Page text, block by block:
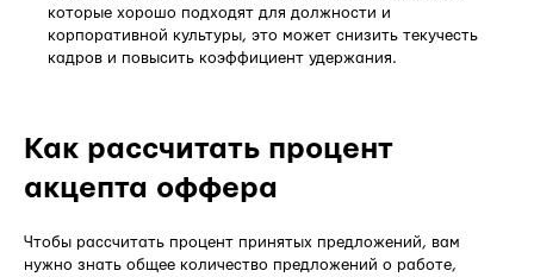
которые хорошо подходят для должности и
корпоративной культуры, это может снизить текучесть
кадров и повысить коэффициент удержания.
Как рассчитать процент
акцепта оффера
Чтобы рассчитать процент принятых предложений, вам
нужно знать общее количество предложений о работе,